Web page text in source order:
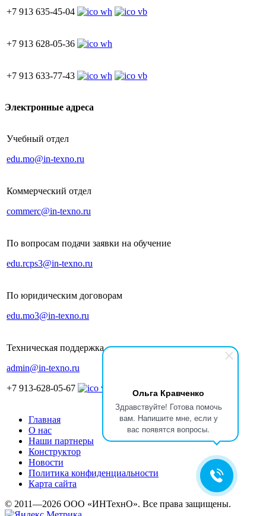
Ольга Кравченко
Здравствуйте! Готова помочь
вам. Напишите мне, если у
вас появятся вопросы.
+7 913 635-45-04
+7 913 628-05-36
+7 913 633-77-43
Электронные адреса
Учебный отдел
edu.mo@in-texno.ru
Коммерческий отдел
commerc@in-texno.ru
По вопросам подачи заявки на обучение
edu.rcps3@in-texno.ru
По юридическим договорам
edu.mo3@in-texno.ru
Техническая поддержка
admin@in-texno.ru
+7 913-628-05-67
Главная
О нас
Наши партнеры
Конструктор
Новости
Политика конфиденциальности
Карта сайта
© 2011—2026 ООО «ИНТехнО». Все права защищены.